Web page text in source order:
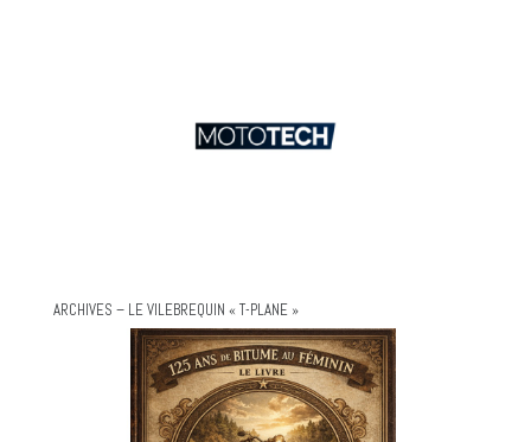
ARCHIVES – LE VILEBREQUIN « T-PLANE »